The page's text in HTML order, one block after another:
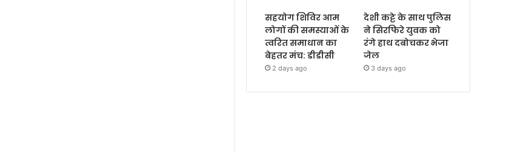
सहयोग शिविर आम
लोगों की समस्याओं के
त्वरित समाधान का
बेहतर मंच: डीडीसी
2 days ago
देशी कट्टे के साथ पुलिस
ने सिरफिरे युवक को
रंगे हाथ दबोचकर भेजा
जेल
3 days ago